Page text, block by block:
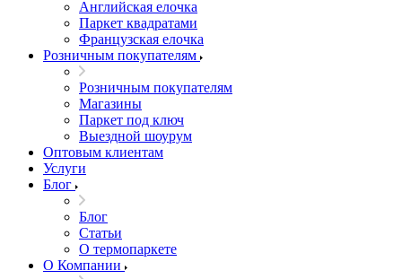
Английская елочка
Паркет квадратами
Французская елочка
Розничным покупателям
Розничным покупателям
Магазины
Паркет под ключ
Выездной шоурум
Оптовым клиентам
Услуги
Блог
Блог
Статьи
О термопаркете
О Компании